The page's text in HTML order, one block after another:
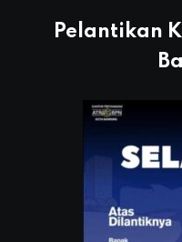
Pelantikan